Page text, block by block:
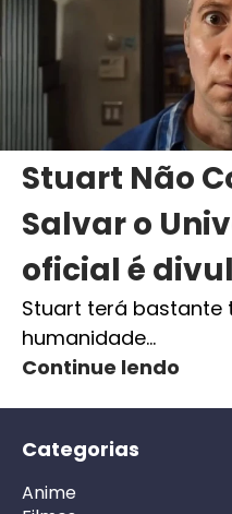
Stuart Não
Salvar o
oficial é
Stuart terá bastante
humanidade…
Continue lendo
Categorias
Anime